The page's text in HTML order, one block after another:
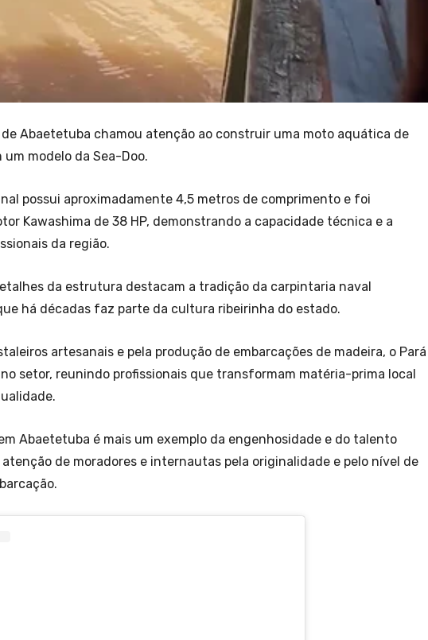
Abaetetuba chamou atenção ao construir uma moto aquática de
modelo da Sea-Doo.
possui aproximadamente 4,5 metros de comprimento e foi
Kawashima de 38 HP, demonstrando a capacidade técnica e a
da região.
da estrutura destacam a tradição da carpintaria naval
há décadas faz parte da cultura ribeirinha do estado.
artesanais e pela produção de embarcações de madeira, o Pará
setor, reunindo profissionais que transformam matéria-prima local
Abaetetuba é mais um exemplo da engenhosidade e do talento
de moradores e internautas pela originalidade e pelo nível de